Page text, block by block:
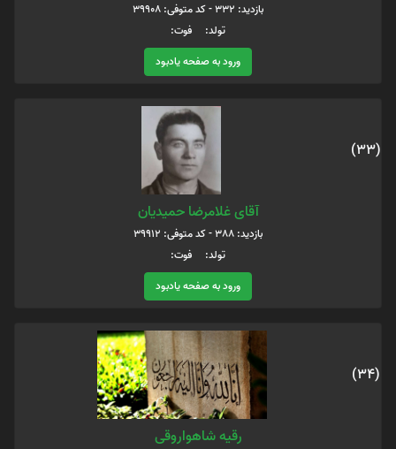
بازدید: 332 - کد متوفی: 39908
تولد: فوت:
ورود به صفحه یادبود
(33)
آقای غلامرضا حمیدیان
بازدید: 388 - کد متوفی: 39912
تولد: فوت:
ورود به صفحه یادبود
(34)
رقیه شاهواروقی